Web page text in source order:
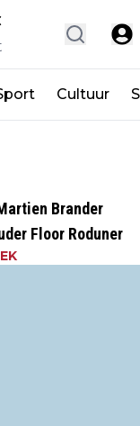
Cultuur
Brander
Floor Roduner